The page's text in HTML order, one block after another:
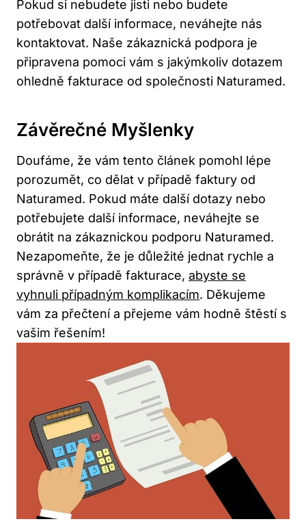
Pokud ⁢si nebudete⁣ jisti nebo budete
potřebovat další ⁣informace, neváhejte nás
kontaktovat. Naše zákaznická podpora je
připravena pomoci ​vám s jakýmkoliv dotazem
ohledně fakturace od společnosti Naturamed.
Závěrečné ‍myšlenky
Doufáme, že vám tento článek pomohl ‍lépe
porozumět, co dělat v ‍případě faktury od
Naturamed. Pokud⁢ máte​ další dotazy nebo
potřebujete další⁢ informace, neváhejte se
obrátit na zákaznickou podporu‌ Naturamed.
Nezapomeňte, že je důležité jednat rychle a
správně v případě‍ fakturace, abyste se
vyhnuli případným komplikacím.⁤ Děkujeme
vám za přečtení ‌a přejeme vám hodně štěstí s
vašim řešením!